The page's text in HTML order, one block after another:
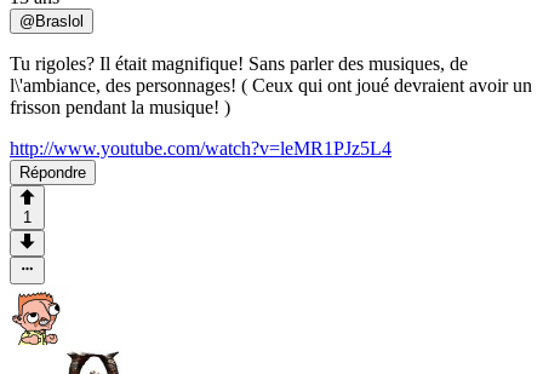
@Braslol
Tu rigoles? Il était magnifique! Sans parler des musiques, de
l\'ambiance, des personnages! ( Ceux qui ont joué devraient avoir un
frisson pendant la musique! )
http://www.youtube.com/watch?v=leMR1PJz5L4
Répondre
1